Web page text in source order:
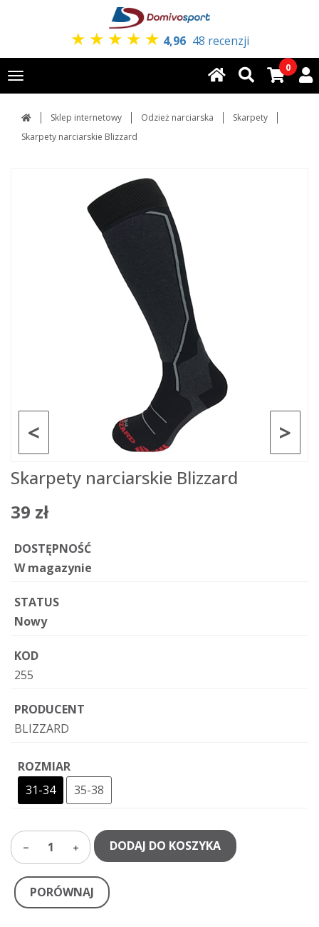
★ ★ ★ ★ ★ 4,96 48 recenzji
Toggle
navigation
0
Sklep internetowy Odzież narciarska
Skarpety
Skarpety narciarskie Blizzard
>
<
Skarpety narciarskie Blizzard
39 zł
DOSTĘPNOŚĆ
W magazynie
STATUS
Nowy
KOD
255
PRODUCENT
BLIZZARD
ROZMIAR
31-34
35-38
1 DODAJ DO KOSZYKA
PORÓWNAJ